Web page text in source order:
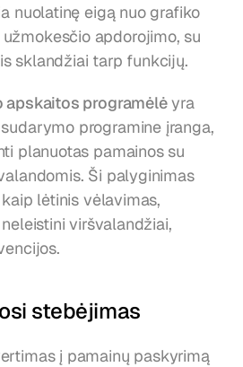
nuolatinę eigą nuo grafiko
apdorojimo, su
sklandžiai tarp funkcijų.
apskaitos programėlė yra
programine įranga,
planuotas pamainos su
Ši palyginimas
lėtinis vėlavimas,
viršvalandžiai,
stebėjimas
į pamainų paskyrimą